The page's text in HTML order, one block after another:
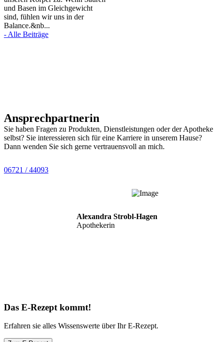
und Basen im Gleichgewicht
sind, fühlen wir uns in der
Balance.&nb...
- Alle Beiträge
Ansprechpartnerin
Sie haben Fragen zu Produkten, Dienstleistungen oder der Apotheke
selbst? Sie interessieren sich für eine Karriere in unserem Hause?
Dann wenden Sie sich gerne vertrauensvoll an mich.
06721 / 44093
Alexandra Strobl-Hagen
Apothekerin
Das E-Rezept kommt!
Erfahren sie alles Wissenswerte über Ihr E-Rezept.